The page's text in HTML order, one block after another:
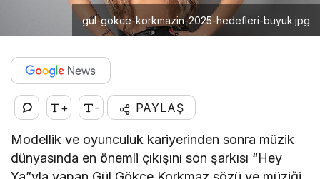
gul-gokce-korkmazin-2025-hedefleri-buyuk.jpg
+ - PAYLAŞ
Modellik ve oyunculuk kariyerinden sonra müzik
dünyasında en önemli çıkışını son şarkısı “Hey